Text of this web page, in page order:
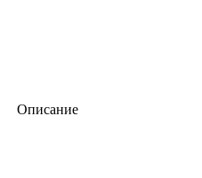
Описание